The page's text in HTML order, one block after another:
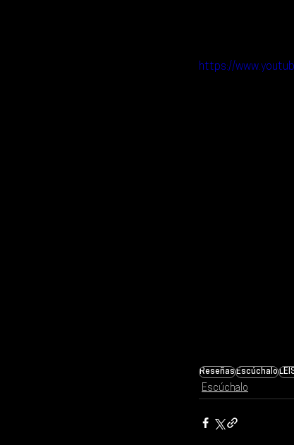
https://
ReseñasEscúchalo
Escúchalo